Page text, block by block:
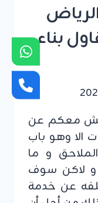
مقاول بناء
معكم عن
الا وهو باب
و ما
و لاكن سوف
عن خدمة